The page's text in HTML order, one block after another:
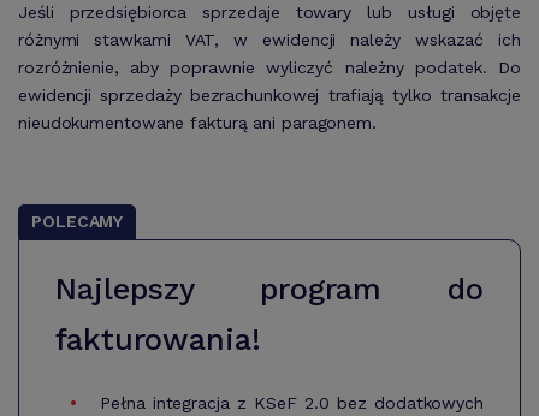
Jeśli przedsiębiorca sprzedaje towary lub usługi objęte
różnymi stawkami VAT, w ewidencji należy wskazać ich
rozróżnienie, aby poprawnie wyliczyć należny podatek. Do
ewidencji sprzedaży bezrachunkowej trafiają tylko transakcje
nieudokumentowane fakturą ani paragonem.
POLECAMY
Najlepszy program do
fakturowania!
Pełna integracja z KSeF 2.0 bez dodatkowych